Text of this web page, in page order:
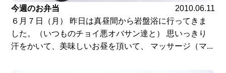
今週のお弁当
2010.06.11
６月７日（月） 昨日は真昼間から岩盤浴に行ってきま
した。（いつものチョイ悪オバサン達と） 思いっきり
汗をかいて、美味しいお昼を頂いて、 マッサージ（マ...